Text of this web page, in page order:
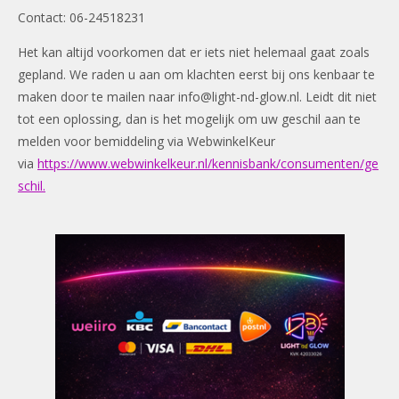
Contact: 06-24518231
Het kan altijd voorkomen dat er iets niet helemaal gaat zoals
gepland. We raden u aan om klachten eerst bij ons kenbaar te
maken door te mailen naar info@light-nd-glow.nl. Leidt dit niet
tot een oplossing, dan is het mogelijk om uw geschil aan te
melden voor bemiddeling via WebwinkelKeur
via https://www.webwinkelkeur.nl/kennisbank/consumenten/ge
schil.